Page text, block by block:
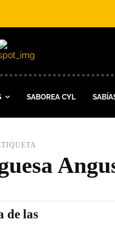
SABOREA CYL
de las